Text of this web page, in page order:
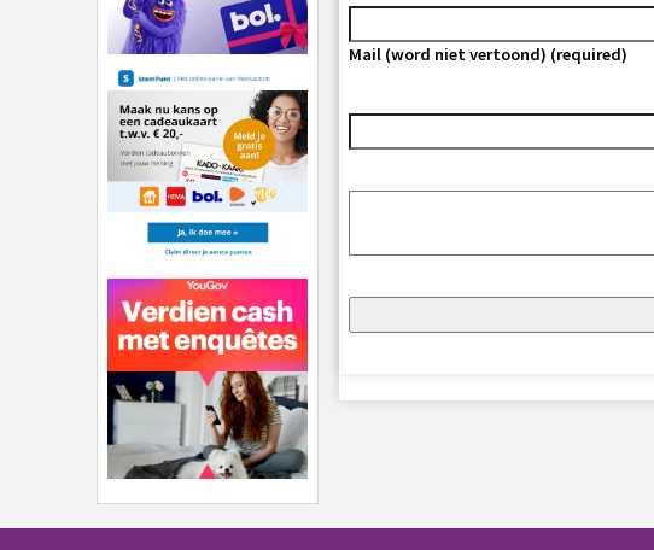
Mail (word niet vertoond) (required)